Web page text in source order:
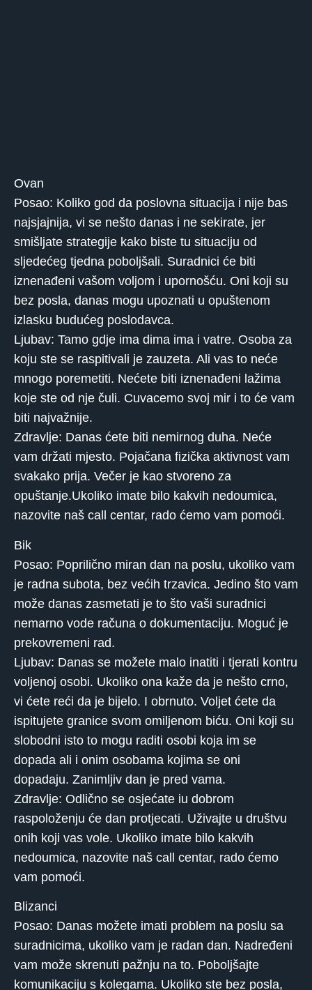
Ovan
Posao: Koliko god da poslovna situacija i nije bas
najsjajnija, vi se nešto danas i ne sekirate, jer
smišljate strategije kako biste tu situaciju od
sljedećeg tjedna poboljšali. Suradnici će biti
iznenađeni vašom voljom i upornošću. Oni koji su
bez posla, danas mogu upoznati u opuštenom
izlasku budućeg poslodavca.
Ljubav: Tamo gdje ima dima ima i vatre. Osoba za
koju ste se raspitivali je zauzeta. Ali vas to neće
mnogo poremetiti. Nećete biti iznenađeni lažima
koje ste od nje čuli. Cuvacemo svoj mir i to će vam
biti najvažnije.
Zdravlje: Danas ćete biti nemirnog duha. Neće
vam držati mjesto. Pojačana fizička aktivnost vam
svakako prija. Večer je kao stvoreno za
opuštanje.Ukoliko imate bilo kakvih nedoumica,
nazovite naš call centar, rado ćemo vam pomoći.
Bik
Posao: Poprilično miran dan na poslu, ukoliko vam
je radna subota, bez većih trzavica. Jedino što vam
može danas zasmetati je to što vaši suradnici
nemarno vode računa o dokumentaciju. Moguć je
prekovremeni rad.
Ljubav: Danas se možete malo inatiti i tjerati kontru
voljenoj osobi. Ukoliko ona kaže da je nešto crno,
vi ćete reći da je bijelo. I obrnuto. Voljet ćete da
ispitujete granice svom omiljenom biću. Oni koji su
slobodni isto to mogu raditi osobi koja im se
dopada ali i onim osobama kojima se oni
dopadaju. Zanimljiv dan je pred vama.
Zdravlje: Odlično se osjećate iu dobrom
raspoloženju će dan protjecati. Uživajte u društvu
onih koji vas vole. Ukoliko imate bilo kakvih
nedoumica, nazovite naš call centar, rado ćemo
vam pomoći.
Blizanci
Posao: Danas možete imati problem na poslu sa
suradnicima, ukoliko vam je radan dan. Nadređeni
vam može skrenuti pažnju na to. Poboljšajte
komunikaciju s kolegama. Ukoliko ste bez posla,